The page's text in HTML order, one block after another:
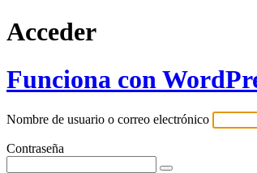
Acceder
Funciona con
Nombre de usuario o correo electrónico
Contraseña